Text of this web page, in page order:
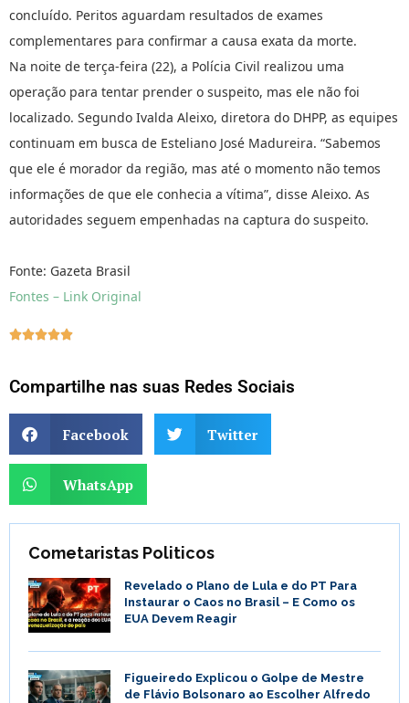
concluído. Peritos aguardam resultados de exames
complementares para confirmar a causa exata da morte.
Na noite de terça-feira (22), a Polícia Civil realizou uma
operação para tentar prender o suspeito, mas ele não foi
localizado. Segundo Ivalda Aleixo, diretora do DHPP, as equipes
continuam em busca de Esteliano José Madureira. “Sabemos
que ele é morador da região, mas até o momento não temos
informações de que ele conhecia a vítima”, disse Aleixo. As
autoridades seguem empenhadas na captura do suspeito.
Fonte: Gazeta Brasil
Fontes – Link Original

Compartilhe nas suas Redes Sociais
Facebook Twitter
WhatsApp
Cometaristas Politicos
Revelado o Plano de Lula e do PT Para
Instaurar o Caos no Brasil – E Como os
EUA Devem Reagir
Figueiredo Explicou o Golpe de Mestre
de Flávio Bolsonaro ao Escolher Alfredo